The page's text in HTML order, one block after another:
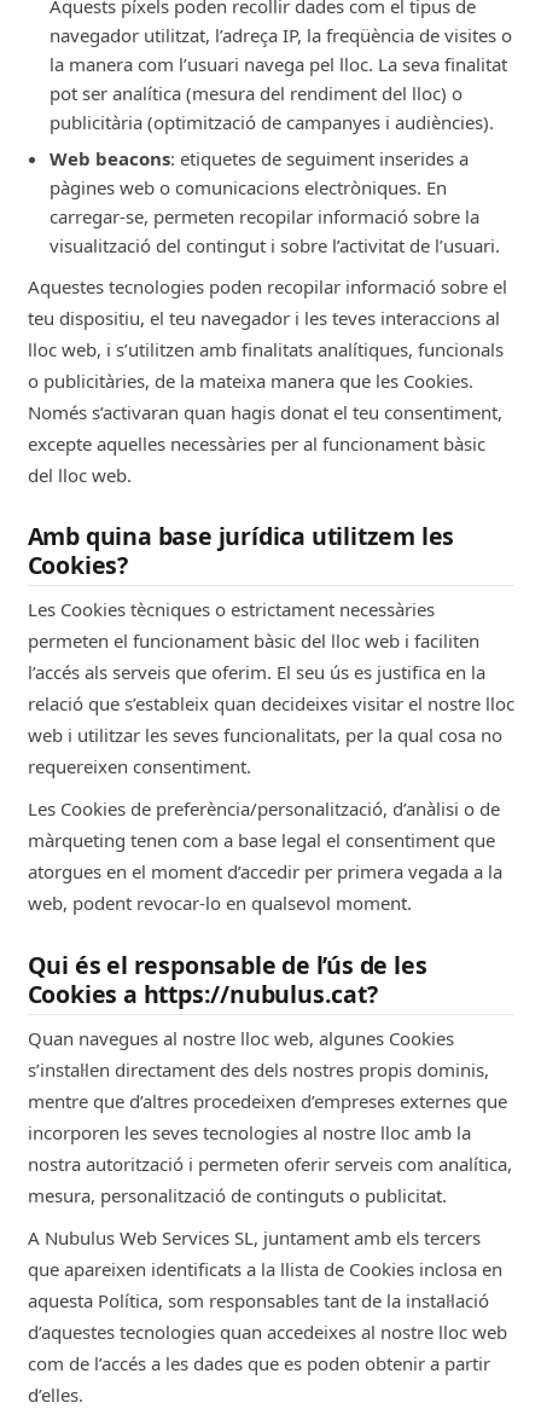
Aquests píxels poden recollir dades com el tipus de
navegador utilitzat, l’adreça IP, la freqüència de visites o
la manera com l’usuari navega pel lloc. La seva finalitat
pot ser analítica (mesura del rendiment del lloc) o
publicitària (optimització de campanyes i audiències).
Web beacons: etiquetes de seguiment inserides a
pàgines web o comunicacions electròniques. En
carregar-se, permeten recopilar informació sobre la
visualització del contingut i sobre l’activitat de l’usuari.
Aquestes tecnologies poden recopilar informació sobre el
teu dispositiu, el teu navegador i les teves interaccions al
lloc web, i s’utilitzen amb finalitats analítiques, funcionals
o publicitàries, de la mateixa manera que les Cookies.
Només s’activaran quan hagis donat el teu consentiment,
excepte aquelles necessàries per al funcionament bàsic
del lloc web.
Amb quina base jurídica utilitzem les
Cookies?
Les Cookies tècniques o estrictament necessàries
permeten el funcionament bàsic del lloc web i faciliten
l’accés als serveis que oferim. El seu ús es justifica en la
relació que s’estableix quan decideixes visitar el nostre lloc
web i utilitzar les seves funcionalitats, per la qual cosa no
requereixen consentiment.
Les Cookies de preferència/personalització, d’anàlisi o de
màrqueting tenen com a base legal el consentiment que
atorgues en el moment d’accedir per primera vegada a la
web, podent revocar-lo en qualsevol moment.
Qui és el responsable de l’ús de les
Cookies a https://nubulus.cat?
Quan navegues al nostre lloc web, algunes Cookies
s’instal·len directament des dels nostres propis dominis,
mentre que d’altres procedeixen d’empreses externes que
incorporen les seves tecnologies al nostre lloc amb la
nostra autorització i permeten oferir serveis com analítica,
mesura, personalització de continguts o publicitat.
A Nubulus Web Services SL, juntament amb els tercers
que apareixen identificats a la llista de Cookies inclosa en
aquesta Política, som responsables tant de la instal·lació
d’aquestes tecnologies quan accedeixes al nostre lloc web
com de l’accés a les dades que es poden obtenir a partir
d’elles.